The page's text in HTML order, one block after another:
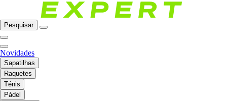
Pesquisar
Novidades
Sapatilhas
Raquetes
Ténis
Pádel